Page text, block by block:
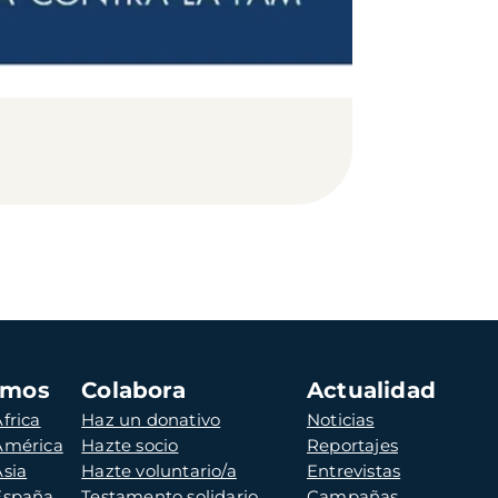
Colabora
Haz un donativo
Hazte socio
Hazte voluntario/a
Actualidad
Noticias
Reportajes
Entrevistas